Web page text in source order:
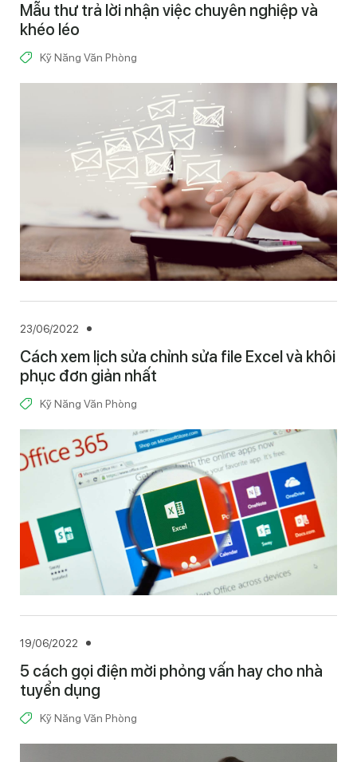
Mẫu thư trả lời nhận việc chuyên nghiệp và
khéo léo
Kỹ Năng Văn Phòng
23/06/2022
Cách xem lịch sửa chỉnh sửa file Excel và khôi
phục đơn giản nhất
Kỹ Năng Văn Phòng
19/06/2022
5 cách gọi điện mời phỏng vấn hay cho nhà
tuyển dụng
Kỹ Năng Văn Phòng